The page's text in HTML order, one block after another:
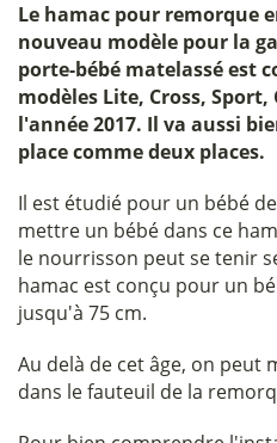
Le hamac pour remorque
nouveau modèle pour la
porte-bébé matelassé est
modèles Lite, Cross,
l'année 2017. Il va aussi
place comme deux places.
Il est étudié pour un bébé
mettre un bébé dans ce
le nourrisson peut se tenir
hamac est conçu pour un
jusqu'à 75 cm.
Au delà de cet âge, on
dans le fauteuil de la